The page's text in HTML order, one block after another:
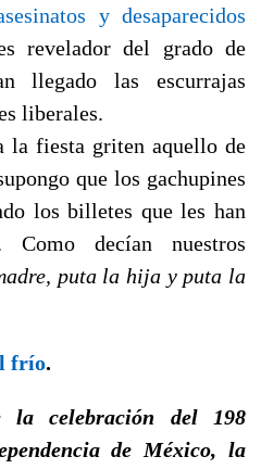
y desaparecidos
revelador del grado de
llegado las escurrajas
liberales.
la fiesta griten aquello de
que los gachupines
los billetes que les han
decían nuestros
puta la hija y puta la
frío.
celebración del 198
de México, la